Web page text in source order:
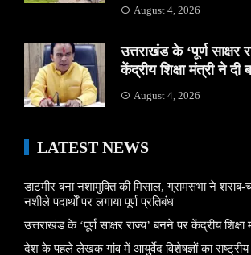
August 4, 2026
उत्तराखंड के ‘पूर्ण साक्षर
केंद्रीय शिक्षा मंत्री ने दी
August 4, 2026
LATEST NEWS
डाटमीर बना नशामुक्ति की मिसाल, ग्रामसभा ने
नशीले पदार्थों पर लगाया पूर्ण प्रतिबंध
उत्तराखंड के ‘पूर्ण साक्षर राज्य’ बनने पर केंद्रीय शिक्षा
देश के पहले लेखक गांव में आयुर्वेद विशेषज्ञों का